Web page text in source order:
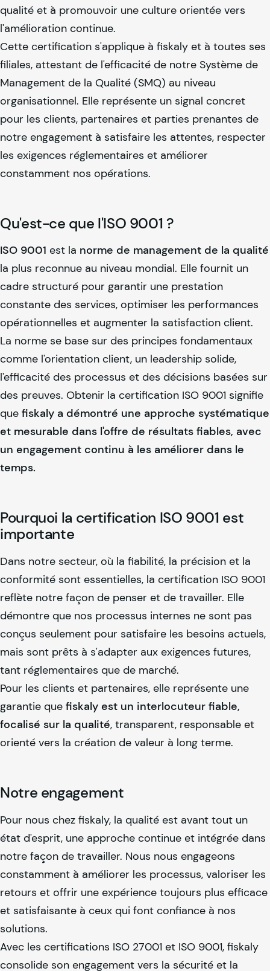
qualité et à promouvoir une culture orientée vers
l'amélioration continue.
Cette certification s'applique à fiskaly et à toutes ses
filiales, attestant de l'efficacité de notre Système de
Management de la Qualité (SMQ) au niveau
organisationnel. Elle représente un signal concret
pour les clients, partenaires et parties prenantes de
notre engagement à satisfaire les attentes, respecter
les exigences réglementaires et améliorer
constamment nos opérations.
Qu'est-ce que l'ISO 9001 ?
ISO 9001 est la norme de management de la qualité
la plus reconnue au niveau mondial. Elle fournit un
cadre structuré pour garantir une prestation
constante des services, optimiser les performances
opérationnelles et augmenter la satisfaction client.
La norme se base sur des principes fondamentaux
comme l'orientation client, un leadership solide,
l'efficacité des processus et des décisions basées sur
des preuves. Obtenir la certification ISO 9001 signifie
que fiskaly a démontré une approche systématique
et mesurable dans l'offre de résultats fiables, avec
un engagement continu à les améliorer dans le
temps.
Pourquoi la certification ISO 9001 est
importante
Dans notre secteur, où la fiabilité, la précision et la
conformité sont essentielles, la certification ISO 9001
reflète notre façon de penser et de travailler. Elle
démontre que nos processus internes ne sont pas
conçus seulement pour satisfaire les besoins actuels,
mais sont prêts à s'adapter aux exigences futures,
tant réglementaires que de marché.
Pour les clients et partenaires, elle représente une
garantie que fiskaly est un interlocuteur fiable,
focalisé sur la qualité, transparent, responsable et
orienté vers la création de valeur à long terme.
Notre engagement
Pour nous chez fiskaly, la qualité est avant tout un
état d'esprit, une approche continue et intégrée dans
notre façon de travailler. Nous nous engageons
constamment à améliorer les processus, valoriser les
retours et offrir une expérience toujours plus efficace
et satisfaisante à ceux qui font confiance à nos
solutions.
Avec les certifications ISO 27001 et ISO 9001, fiskaly
consolide son engagement vers la sécurité et la